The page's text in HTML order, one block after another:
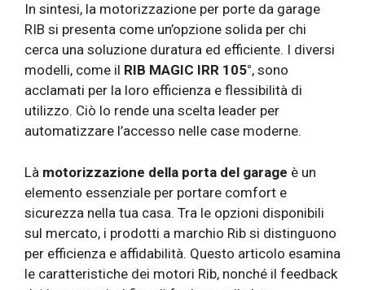
In sintesi, la motorizzazione per porte da garage
RIB si presenta come un’opzione solida per chi
cerca una soluzione duratura ed efficiente. I diversi
modelli, come il RIB MAGIC IRR 105°, sono
acclamati per la loro efficienza e flessibilità di
utilizzo. Ciò lo rende una scelta leader per
automatizzare l’accesso nelle case moderne.
Là motorizzazione della porta del garage è un
elemento essenziale per portare comfort e
sicurezza nella tua casa. Tra le opzioni disponibili
sul mercato, i prodotti a marchio Rib si distinguono
per efficienza e affidabilità. Questo articolo esamina
le caratteristiche dei motori Rib, nonché il feedback